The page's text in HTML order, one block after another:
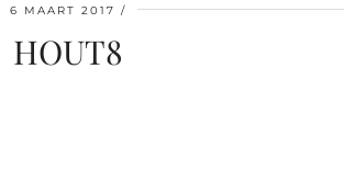
6 MAART 2017
HOUT8